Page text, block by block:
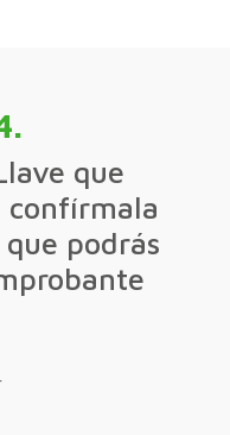
que
confírmala
podrás